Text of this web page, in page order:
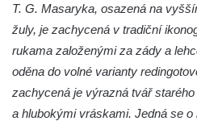
Socha Mateřství v parku Na
Českých Budějovicích
Poslední dochovaný tramvajový
T. G. Masaryka, osazená na
žuly, je zachycená v tradiční
rukama založenými za zády a
oděna do volné varianty
zachycená je výrazná tvář
a hlubokými vráskami. Jedná se